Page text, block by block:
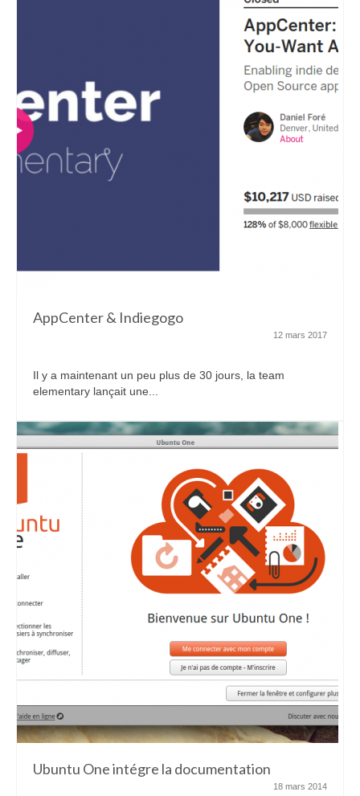
AppCenter & Indiegogo
12 mars 2017
Il y a maintenant un peu plus de 30 jours, la team
elementary lançait une...
Ubuntu One intégre la documentation
18 mars 2014